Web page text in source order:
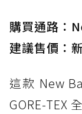
購買通路：
建議售價：
這款 New
GORE-TEX